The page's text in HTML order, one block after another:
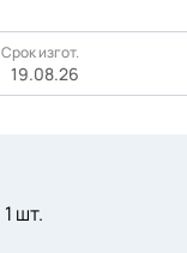
Срок изгот.
19.08.26
1 шт.